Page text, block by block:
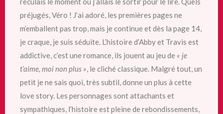
préjugés, Véro ! J’ai adoré, les premières pages ne
m’emballent pas trop, mais je continue et dès la page 14,
je craque, je suis séduite. L’histoire d’Abby et Travis est
addictive, c’est une romance, ils jouent au jeu de « je
t’aime, moi non plus » , le cliché classique. Malgré tout, un
petit je ne sais quoi, très subtil, donne un plus à cette
love story. Les personnages sont attachants et
sympathiques, l’histoire est pleine de rebondissements,